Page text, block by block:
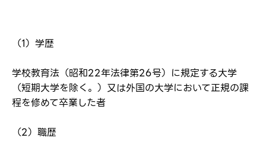
（1）学歴
学校教育法（昭和22年法律第26号）に規定する大学
（短期大学を除く。）又は外国の大学において正規の課
程を修めて卒業した者
（2）職歴